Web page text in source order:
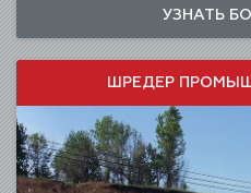
УЗНАТЬ
ШРЕДЕР